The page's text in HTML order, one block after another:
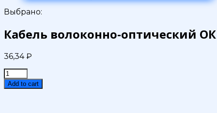
Выбрано:
Кабель волоконно-оптический
36,34₽
Кабель
волоконно-
оптический
Add to cart